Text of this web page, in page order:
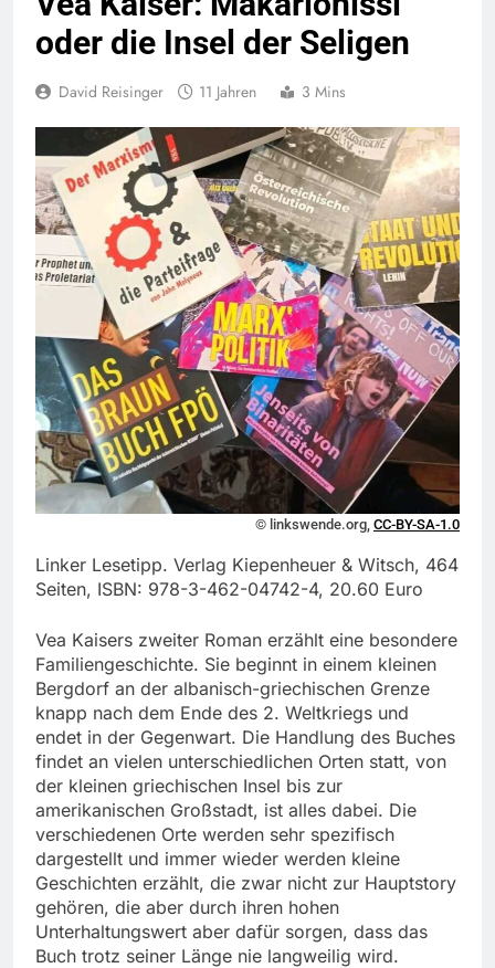
oder die Insel der Seligen
David Reisinger 11 Jahren 3 Mins
© linkswende.org, CC-BY-SA-1.0
Linker Lesetipp. Verlag Kiepenheuer & Witsch, 464
Seiten, ISBN: 978-3-462-04742-4, 20.60 Euro
Vea Kaisers zweiter Roman erzählt eine besondere
Familiengeschichte. Sie beginnt in einem kleinen
Bergdorf an der albanisch-griechischen Grenze
knapp nach dem Ende des 2. Weltkriegs und
endet in der Gegenwart. Die Handlung des Buches
findet an vielen unterschiedlichen Orten statt, von
der kleinen griechischen Insel bis zur
amerikanischen Großstadt, ist alles dabei. Die
verschiedenen Orte werden sehr spezifisch
dargestellt und immer wieder werden kleine
Geschichten erzählt, die zwar nicht zur Hauptstory
gehören, die aber durch ihren hohen
Unterhaltungswert aber dafür sorgen, dass das
Buch trotz seiner Länge nie langweilig wird.